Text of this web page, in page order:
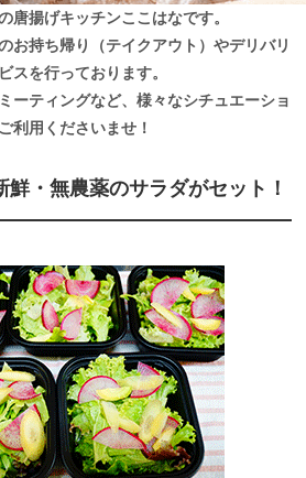
唐揚げキッチンここはなです。
お持ち帰り（テイクアウト）やデリバリ
スを行っております。
ーティングなど、様々なシチュエーショ
利用くださいませ！
・無農薬のサラダがセット！